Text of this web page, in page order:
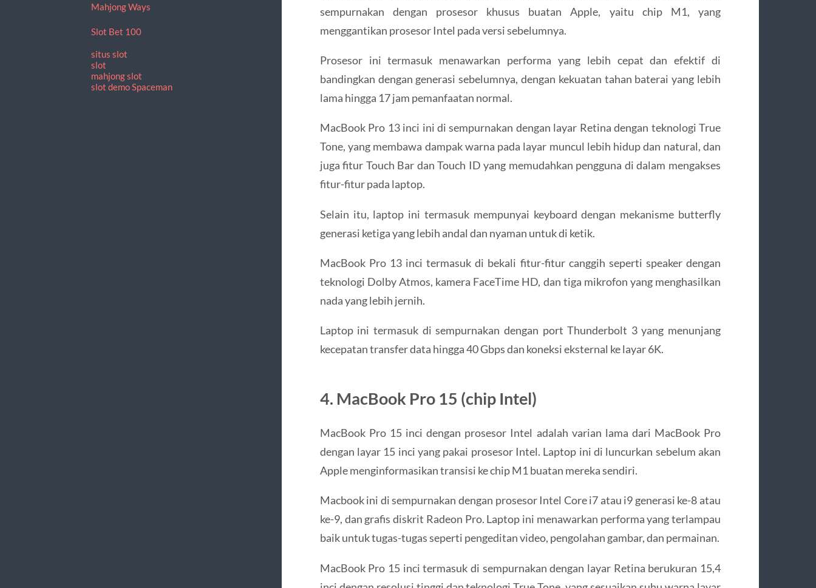
Mahjong Ways
Slot Bet 100
situs slot
slot
mahjong slot
slot demo Spaceman
sempurnakan dengan prosesor khusus buatan Apple, yaitu chip M1, yang
menggantikan prosesor Intel pada versi sebelumnya.
Prosesor ini termasuk menawarkan performa yang lebih cepat dan efektif di
bandingkan dengan generasi sebelumnya, dengan kekuatan tahan baterai yang lebih
lama hingga 17 jam pemanfaatan normal.
MacBook Pro 13 inci ini di sempurnakan dengan layar Retina dengan teknologi True
Tone, yang membawa dampak warna pada layar muncul lebih hidup dan natural, dan
juga fitur Touch Bar dan Touch ID yang memudahkan pengguna di dalam mengakses
fitur-fitur pada laptop.
Selain itu, laptop ini termasuk mempunyai keyboard dengan mekanisme butterfly
generasi ketiga yang lebih andal dan nyaman untuk di ketik.
MacBook Pro 13 inci termasuk di bekali fitur-fitur canggih seperti speaker dengan
teknologi Dolby Atmos, kamera FaceTime HD, dan tiga mikrofon yang menghasilkan
nada yang lebih jernih.
Laptop ini termasuk di sempurnakan dengan port Thunderbolt 3 yang menunjang
kecepatan transfer data hingga 40 Gbps dan koneksi eksternal ke layar 6K.
4. MacBook Pro 15 (chip Intel)
MacBook Pro 15 inci dengan prosesor Intel adalah varian lama dari MacBook Pro
dengan layar 15 inci yang pakai prosesor Intel. Laptop ini di luncurkan sebelum akan
Apple menginformasikan transisi ke chip M1 buatan mereka sendiri.
Macbook ini di sempurnakan dengan prosesor Intel Core i7 atau i9 generasi ke-8 atau
ke-9, dan grafis diskrit Radeon Pro. Laptop ini menawarkan performa yang terlampau
baik untuk tugas-tugas seperti pengeditan video, pengolahan gambar, dan permainan.
MacBook Pro 15 inci termasuk di sempurnakan dengan layar Retina berukuran 15,4